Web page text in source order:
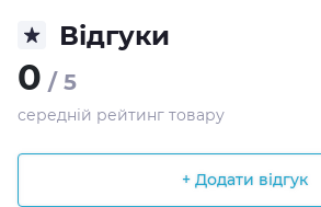
Відгуки
0 / 5
середній рейтинг товару
+ Додати відгук